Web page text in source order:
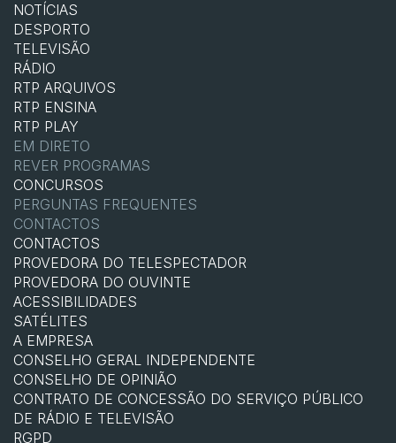
NOTÍCIAS
DESPORTO
TELEVISÃO
RÁDIO
RTP ARQUIVOS
RTP ENSINA
RTP PLAY
EM DIRETO
REVER PROGRAMAS
CONCURSOS
PERGUNTAS FREQUENTES
CONTACTOS
CONTACTOS
PROVEDORA DO TELESPECTADOR
PROVEDORA DO OUVINTE
ACESSIBILIDADES
SATÉLITES
A EMPRESA
CONSELHO GERAL INDEPENDENTE
CONSELHO DE OPINIÃO
CONTRATO DE CONCESSÃO DO SERVIÇO PÚBLICO
DE RÁDIO E TELEVISÃO
RGPD